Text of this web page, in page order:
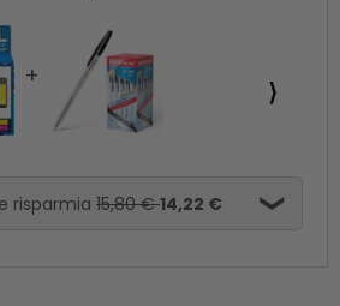
⟩
risparmia 15,80 €14,22 €